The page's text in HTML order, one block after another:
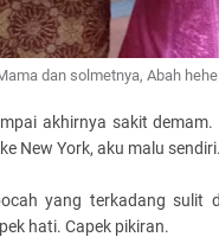
dan solmetnya, Abah hehe
akhirnya sakit
New York, aku malu
yang terkadang sulit
hati. Capek pikiran.